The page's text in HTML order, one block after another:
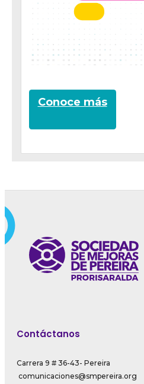
Conoce más
Contáctanos
Carrera 9 # 36-43- Pereira
comunicaciones@smpereira.org